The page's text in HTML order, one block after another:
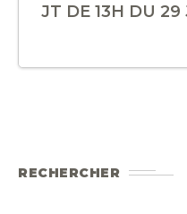
JT DE 13H DU
RECHERCHER